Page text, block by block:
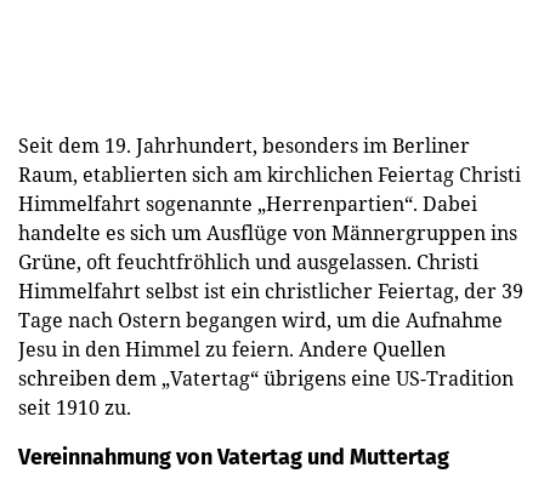
Seit dem 19. Jahrhundert, besonders im Berliner
Raum, etablierten sich am kirchlichen Feiertag Christi
Himmelfahrt sogenannte „Herrenpartien“. Dabei
handelte es sich um Ausflüge von Männergruppen ins
Grüne, oft feuchtfröhlich und ausgelassen. Christi
Himmelfahrt selbst ist ein christlicher Feiertag, der 39
Tage nach Ostern begangen wird, um die Aufnahme
Jesu in den Himmel zu feiern. Andere Quellen
schreiben dem „Vatertag“ übrigens eine US-Tradition
seit 1910 zu.
Vereinnahmung von Vatertag und Muttertag